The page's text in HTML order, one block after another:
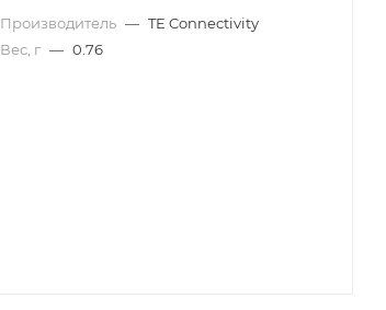
Производитель — TE Connectivity
Вес, г — 0.76